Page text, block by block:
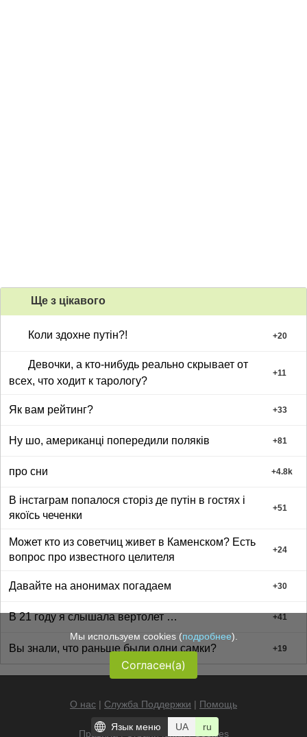
Ще з цiкавого
Коли здохне путін?! +20
Девочки, а кто-нибудь реально скрывает от
всех, что ходит к тарологу?
+11
Як вам рейтинг? +33
Ну шо, американці попередили поляків +81
про сни +4.8k
В інстаграм попалося сторіз де путін в гостях і
якоїсь чеченки
+51
Может кто из советчиц живет в Каменском? Есть
вопрос про известного целителя
+24
Давайте на анонимах погадаем +30
В 21 году я слышала вертолет … +41
Вы знали, что раньше были одни самки? +19
О нас | Служба Поддержки | Помощь
Правила|Ограничения | Cookies
Мы используем cookies (подробнее).
Согласен(а)
Язык меню UA ru